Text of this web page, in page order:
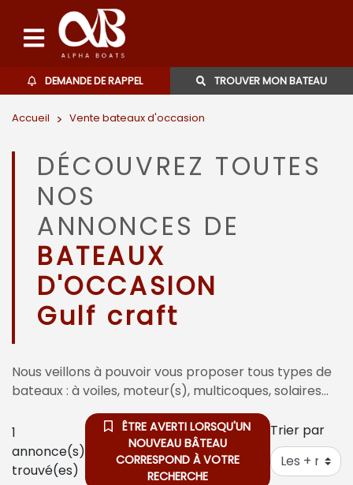
Bateaux d'occasions
L'agence
Contact
06 27 07 57 11
DEMANDE DE RAPPEL TROUVER MON BATEAU
Accueil > Vente bateaux d'occasion
DÉCOUVREZ TOUTES
NOS
ANNONCES DE
BATEAUX
D'OCCASION
Gulf craft
Nous veillons à pouvoir vous proposer tous types de
bateaux : à voiles, moteur(s), multicoques, solaires…
1
annonce(s)
trouvé(es)
ÊTRE AVERTI LORSQU'UN
NOUVEAU BÂTEAU
CORRESPOND À VOTRE
RECHERCHE
Trier par